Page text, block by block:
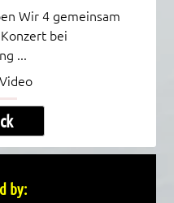
Wir 4 gemeinsam
bei
...
by: